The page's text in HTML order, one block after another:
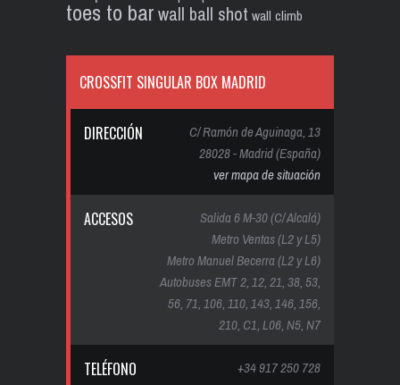
toes to barwall ball shot wall climb
CROSSFIT SINGULAR BOX MADRID
DIRECCIÓN
C/ Ramón de Aguinaga, 13
28028 - Madrid (España)
ver mapa de situación
ACCESOS
Salida 6 M-30 (C/ Alcalá)
Metro Ventas (L2 y L5)
Metro Manuel Becerra (L2 y L6)
Autobuses EMT 2, 12, 21, 38, 53,
56, 71, 106, 110, 143, 146, 156,
210, C1, L06, N5, N7
TELÉFONO
+34 917 250 728